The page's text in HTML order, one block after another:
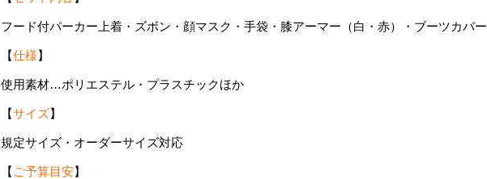
フード付パーカー上着・ズボン・顔マスク・手袋・膝アーマー（白・赤）・ブーツカバー
【仕様】
使用素材…ポリエステル・プラスチックほか
【サイズ】
規定サイズ・オーダーサイズ対応
【 ご予算目安】